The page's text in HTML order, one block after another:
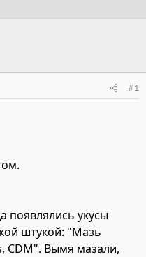
#1
появлялись укусы
штукой: "Мазь
CDM". Вымя мазали,